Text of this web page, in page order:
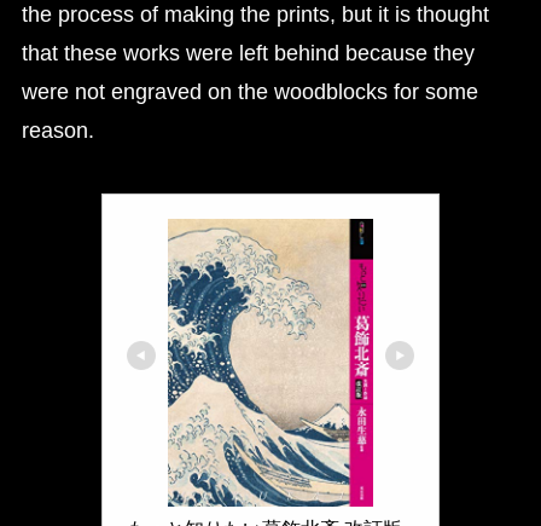
the process of making the prints, but it is thought
that these works were left behind because they
were not engraved on the woodblocks for some
reason.